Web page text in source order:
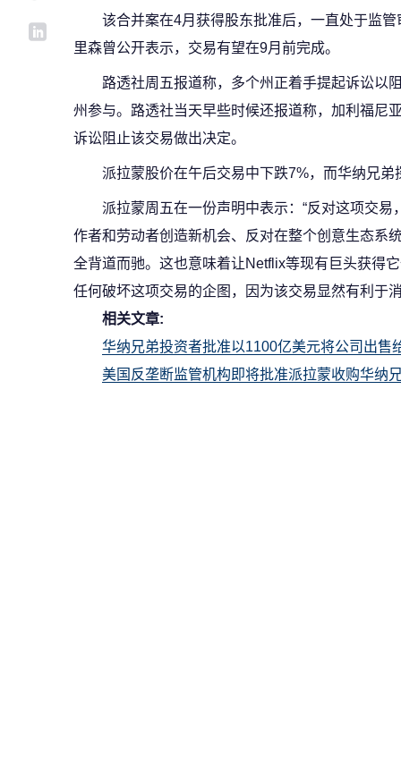
该合并案在4月获得股东批准后，一直处于监
里森曾公开表示，交易有望在9月前完成。
路透社周五报道称，多个州正着手提起诉讼以
州参与。路透社当天早些时候还报道称，加利福尼
诉讼阻止该交易做出决定。
派拉蒙股价在午后交易中下跌7%，而华纳兄弟
派拉蒙周五在一份声明中表示：“反对这项交
作者和劳动者创造新机会、反对在整个创意生态
全背道而驰。这也意味着让Netflix等现有巨头获得
任何破坏这项交易的企图，因为该交易显然有利于
相关文章:
华纳兄弟投资者批准以1100亿美元将公司出售
美国反垄断监管机构即将批准派拉蒙收购华纳